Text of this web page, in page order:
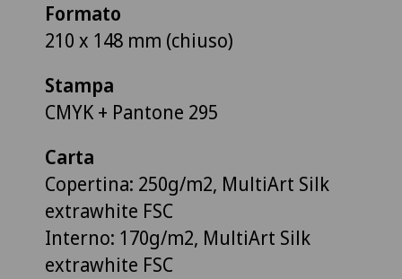
Formato
210 x 148 mm (chiuso)
Stampa
CMYK + Pantone 295
Carta
Copertina: 250g/m2, MultiArt Silk
extrawhite FSC
Interno: 170g/m2, MultiArt Silk
extrawhite FSC